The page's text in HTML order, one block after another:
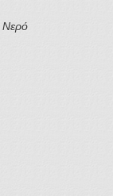
Νερό